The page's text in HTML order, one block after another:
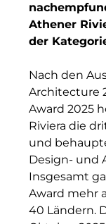
GWG
H2Global
HERZOG
Hotel
Athener
der
Nach den
Architecture
Award 2025
Riviera die
und
Design- und
Insgesamt
Award mehr
40 Ländern.